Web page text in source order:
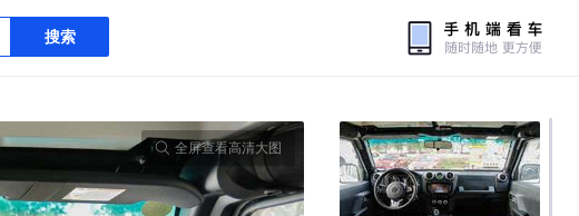
搜索
全屏查看高清大图